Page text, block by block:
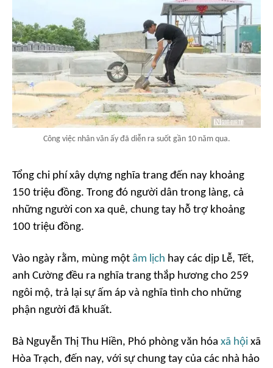
Công việc nhân văn ấy đã diễn ra suốt gần 10 năm qua.
Tổng chi phí xây dựng nghĩa trang đến nay khoảng
150 triệu đồng. Trong đó người dân trong làng, cả
những người con xa quê, chung tay hỗ trợ khoảng
100 triệu đồng.
Vào ngày rằm, mùng một âm lịch hay các dịp Lễ, Tết,
anh Cường đều ra nghĩa trang thắp hương cho 259
ngôi mộ, trả lại sự ấm áp và nghĩa tình cho những
phận người đã khuất.
Bà Nguyễn Thị Thu Hiền, Phó phòng văn hóa xã hội xã
Hòa Trạch, đến nay, với sự chung tay của các nhà hảo